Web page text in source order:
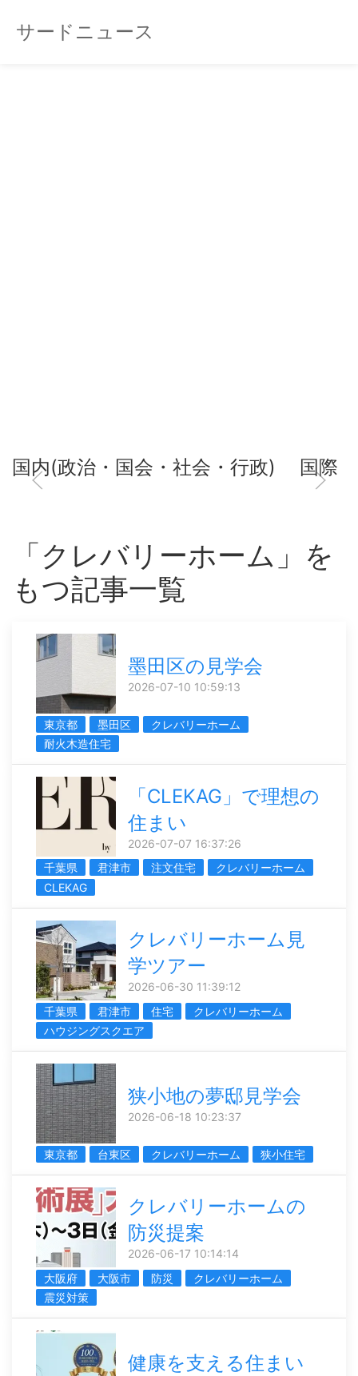
サードニュース
国内(政治・国会・社会・行政) 国際
「クレバリーホーム」を
もつ記事一覧
墨田区の見学会
2026-07-10 10:59:13
東京都 墨田区
クレバリーホーム
耐火木造住宅
「CLEKAG」で理想の
住まい
2026-07-07 16:37:26
千葉県
君津市 注文住宅
クレバリーホーム
CLEKAG
クレバリーホーム見
学ツアー
2026-06-30 11:39:12
千葉県
君津市 住宅
クレバリーホーム
ハウジングスクエア
狭小地の夢邸見学会
2026-06-18 10:23:37
東京都 台東区 クレバリーホーム 狭小住宅
クレバリーホームの
防災提案
2026-06-17 10:14:14
大阪府
大阪市 防災
クレバリーホーム
震災対策
健康を支える住まい